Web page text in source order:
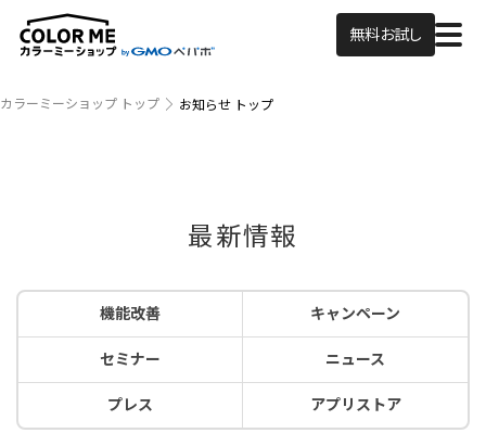
無料お試し
カラーミーショップ トップ お知らせ トップ
最新情報
機能改善 キャンペーン
セミナー ニュース
プレス アプリストア